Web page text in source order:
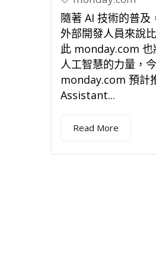
隨著 AI 技術的普及
外部開發人員來說
此 monday.com 也
人工智慧的力量，
monday.com 預計
Assistant...
Read More